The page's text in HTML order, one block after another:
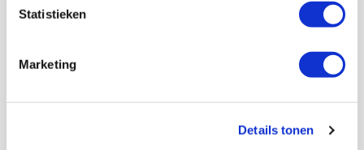
Statistieken
Marketing
Details tonen
Bekijk alle berichten van Floris Roos